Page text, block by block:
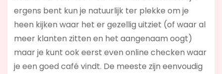
ergens bent kun je natuurlijk ter plekke om je
heen kijken waar het er gezellig uitziet (of waar al
meer klanten zitten en het aangenaam oogt)
maar je kunt ook eerst even online checken waar
je een goed café vindt. De meeste zijn eenvoudig